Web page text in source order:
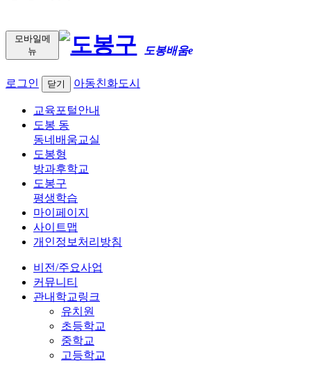
모바일메
뉴
도봉배움e
로그인 닫기 아동친화도시
교육포털안내
도봉 동
동네배움교실
도봉형
방과후학교
도봉구
평생학습
마이페이지
사이트맵
개인정보처리방침
비전/주요사업
커뮤니티
관내학교링크
유치원
초등학교
중학교
고등학교